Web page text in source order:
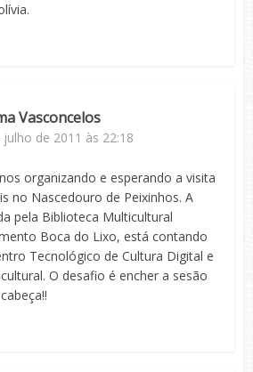
Vasconcelos
julho de 2011 às 22:18
organizando e esperando a visita
no Nascedouro de Peixinhos. A
pela Biblioteca Multicultural
Boca do Lixo, está contando
Tecnológico de Cultura Digital e
O desafio é encher a sesão